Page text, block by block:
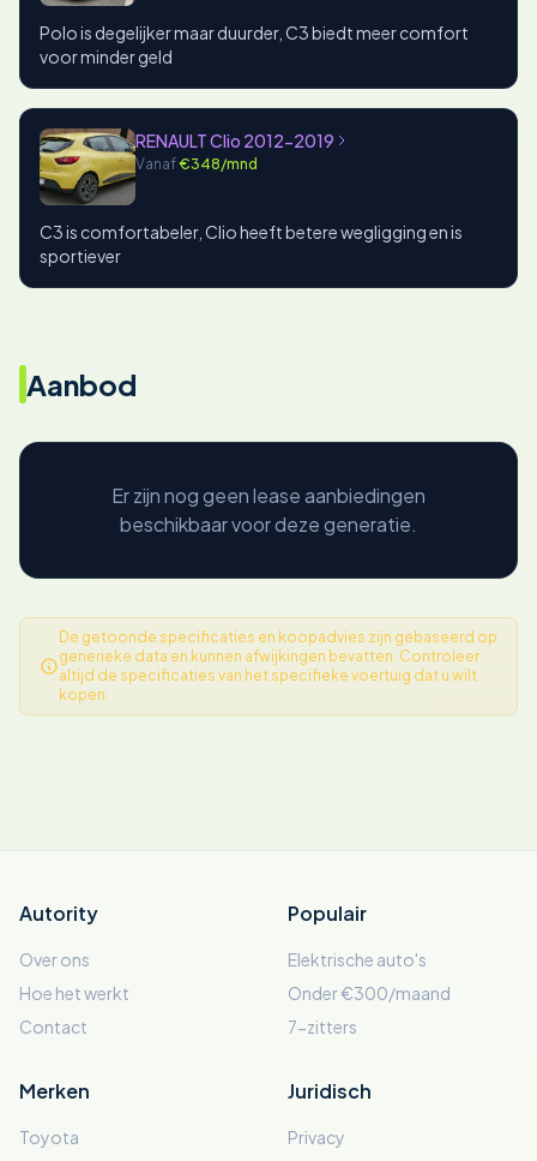
Polo is degelijker maar duurder, C3 biedt meer comfort
voor minder geld
RENAULT Clio 2012-2019
Vanaf€348/mnd
C3 is comfortabeler, Clio heeft betere wegligging en is
sportiever
Aanbod
Er zijn nog geen lease aanbiedingen
beschikbaar voor deze generatie.
De getoonde specificaties en koopadvies zijn gebaseerd op
generieke data en kunnen afwijkingen bevatten. Controleer
altijd de specificaties van het specifieke voertuig dat u wilt
kopen.
Autority
Over ons
Hoe het werkt
Contact
Populair
Elektrische auto's
Onder €300/maand
7-zitters
Merken
Toyota
Juridisch
Privacy